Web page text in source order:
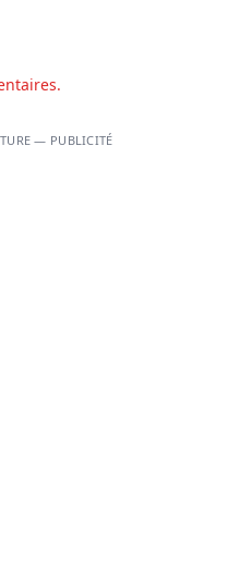
— PUBLICITÉ